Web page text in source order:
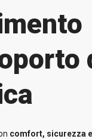
comfort, sicurezza